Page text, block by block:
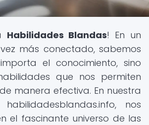
Habilidades Blandas! En un
más conectado, sabemos
el conocimiento, sino
que nos permiten
manera efectiva. En nuestra
nos
el fascinante universo de las